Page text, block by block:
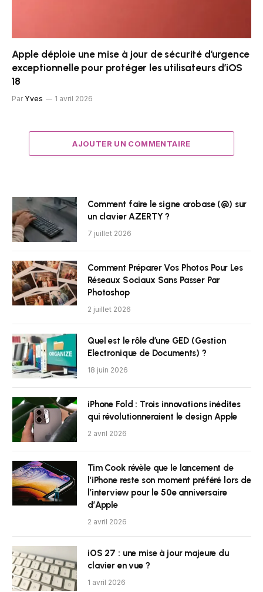
Apple déploie une mise à jour de sécurité d’urgence
exceptionnelle pour protéger les utilisateurs d’iOS
18
Par Yves 1 avril 2026
AJOUTER UN COMMENTAIRE
Comment faire le signe arobase (@) sur
un clavier AZERTY ?
7 juillet 2026
Comment Préparer Vos Photos Pour Les
Réseaux Sociaux Sans Passer Par
Photoshop
2 juillet 2026
Quel est le rôle d’une GED (Gestion
Electronique de Documents) ?
18 juin 2026
iPhone Fold : Trois innovations inédites
qui révolutionneraient le design Apple
2 avril 2026
Tim Cook révèle que le lancement de
l’iPhone reste son moment préféré lors de
l’interview pour le 50e anniversaire
d’Apple
2 avril 2026
iOS 27 : une mise à jour majeure du
clavier en vue ?
1 avril 2026